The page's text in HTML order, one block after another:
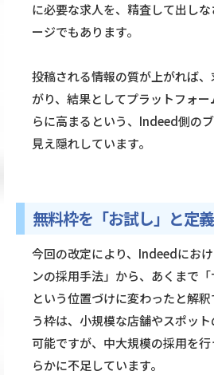
に必要な求人を、精査して出し
ージでもあります。
投稿される情報の質が上がれば
がり、結果としてプラットフォ
らに高まるという、Indeed側の
見え隠れしています。
無料枠を「お試し」と定
今回の改定により、Indeedにお
ンの採用手法」から、あくまで「
という位置づけに変わったと解
う枠は、小規模な店舗やスポッ
可能ですが、中大規模の採用を
らかに不足しています。